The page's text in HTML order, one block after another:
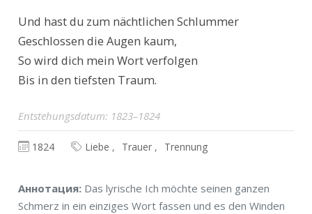
Und hast du zum nächtlichen Schlummer
Geschlossen die Augen kaum,
So wird dich mein Wort verfolgen
Bis in den tiefsten Traum.
Entstehungsdatum: 1823–1824
1824 Liebe Trauer Trennung
Аннотация
Аннотация: Das lyrische Ich möchte seinen ganzen
Schmerz in ein einziges Wort fassen und es den Winden